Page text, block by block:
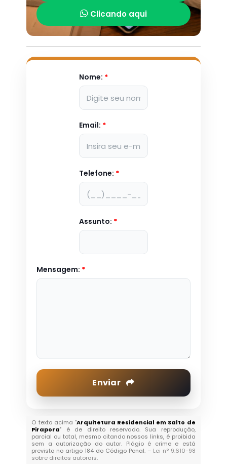
Clicando aqui
Nome: *
Email: *
Telefone: *
Assunto: *
Mensagem: *
Enviar
O texto acima "Arquitetura Residencial em Salto de
Pirapora" é de direito reservado. Sua reprodução,
parcial ou total, mesmo citando nossos links, é proibida
sem a autorização do autor. Plágio é crime e está
previsto no artigo 184 do Código Penal. – Lei n° 9.610-98
sobre direitos autorais.